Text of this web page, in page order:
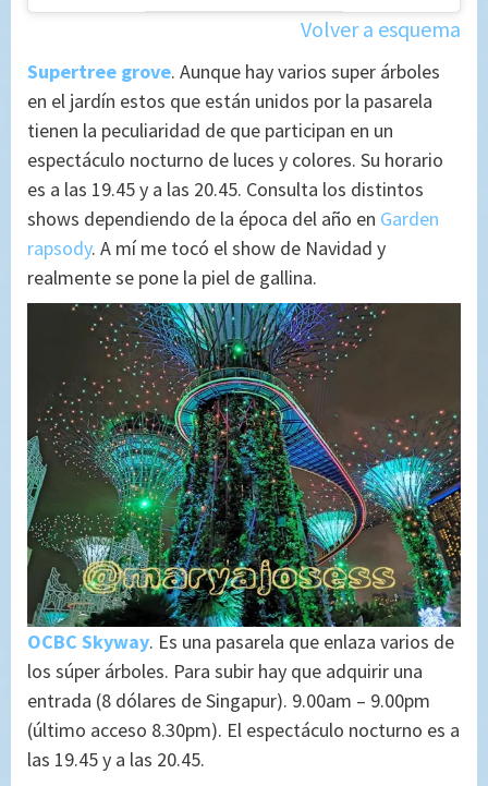
Volver a esquema
Supertree grove. Aunque hay varios super árboles
en el jardín estos que están unidos por la pasarela
tienen la peculiaridad de que participan en un
espectáculo nocturno de luces y colores. Su horario
es a las 19.45 y a las 20.45. Consulta los distintos
shows dependiendo de la época del año en Garden
rapsody. A mí me tocó el show de Navidad y
realmente se pone la piel de gallina.
OCBC Skyway. Es una pasarela que enlaza varios de
los súper árboles. Para subir hay que adquirir una
entrada (8 dólares de Singapur). 9.00am – 9.00pm
(último acceso 8.30pm). El espectáculo nocturno es a
las 19.45 y a las 20.45.